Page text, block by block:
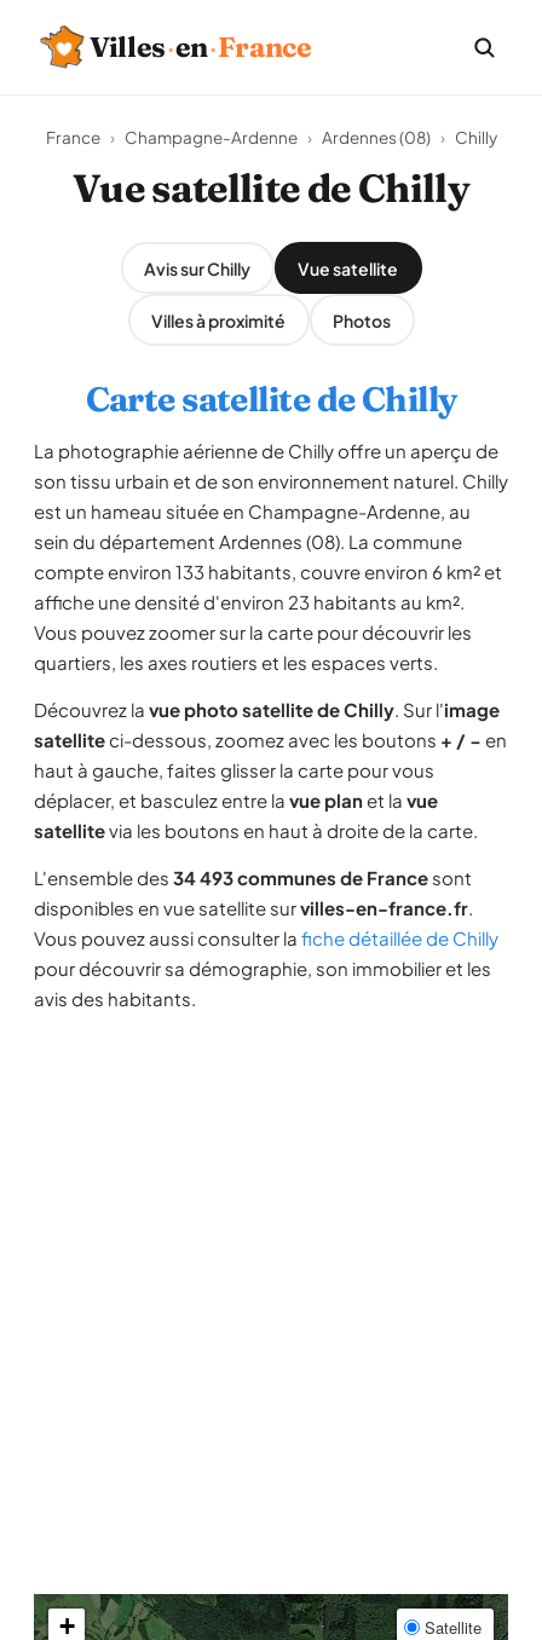
Villes·en·France
France › Champagne-Ardenne › Ardennes (08) › Chilly
Vue satellite de Chilly
Avis sur Chilly Vue satellite
Villes à proximité Photos
Carte satellite de Chilly
La photographie aérienne de Chilly offre un aperçu de
son tissu urbain et de son environnement naturel. Chilly
est un hameau située en Champagne-Ardenne, au
sein du département Ardennes (08). La commune
compte environ 133 habitants, couvre environ 6 km² et
affiche une densité d'environ 23 habitants au km².
Vous pouvez zoomer sur la carte pour découvrir les
quartiers, les axes routiers et les espaces verts.
Découvrez la vue photo satellite de Chilly. Sur l'image
satelliteci-dessous, zoomez avec les boutons + / − en
haut à gauche, faites glisser la carte pour vous
déplacer, et basculez entre la vue planet la vue
satellitevia les boutons en haut à droite de la carte.
L'ensemble des 34 493 communes de France sont
disponibles en vue satellite survilles-en-france.fr.
Vous pouvez aussi consulter la fiche détaillée de Chilly
pour découvrir sa démographie, son immobilier et les
avis des habitants.
+
Satellite